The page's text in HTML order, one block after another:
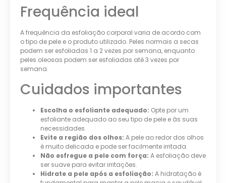
Frequência ideal
A frequência da esfoliação corporal varia de acordo com
o tipo de pele e o produto utilizado. Peles normais a secas
podem ser esfoliadas 1 a 2 vezes por semana, enquanto
peles oleosas podem ser esfoliadas até 3 vezes por
semana.
Cuidados importantes
Escolha o esfoliante adequado: Opte por um
esfoliante adequado ao seu tipo de pele e às suas
necessidades.
Evite a região dos olhos: A pele ao redor dos olhos
é muito delicada e pode ser facilmente irritada.
Não esfregue a pele com força: A esfoliação deve
ser suave para evitar irritações.
Hidrate a pele após a esfoliação: A hidratação é